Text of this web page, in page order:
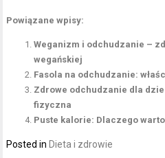
Powiązane wpisy:
Weganizm i odchudzanie –
wegańskiej
Fasola na odchudzanie:
Zdrowe odchudzanie dla
fizyczna
Puste kalorie: Dlaczego
Posted in Dieta i zdrowie